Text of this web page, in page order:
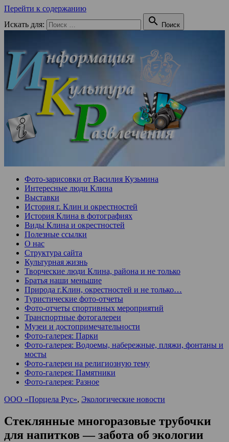
Перейти к содержанию
Искать для:
 Поиск
Фото-зарисовки от Василия Кузьмина
Интересные люди Клина
Выставки
История г. Клин и окрестностей
История Клина в фотографиях
Виды Клина и окрестностей
Полезные ссылки
О нас
Структура сайта
Культурная жизнь
Творческие люди Клина, района и не только
Братья наши меньшие
Природа г.Клин, окрестностей и не только…
Туристические фото-отчеты
Фото-отчеты спортивных мероприятий
Транспортные фотогалереи
Музеи и достопримечательности
Фото-галерея: Парки
Фото-галерея: Водоемы, набережные, пляжи, фонтаны и
мосты
Фото-галереи на религиозную тему
Фото-галерея: Памятники
Фото-галерея: Разное
ООО «Порцела Рус», Экологические новости
Стеклянные многоразовые трубочки
для напитков — забота об экологии